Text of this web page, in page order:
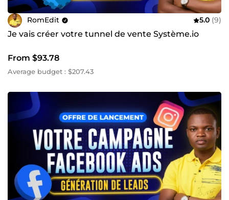
RomEdit 5.0 (9)
Je vais créer votre tunnel de vente Système.io
From $93.78
Average budget : $207.43